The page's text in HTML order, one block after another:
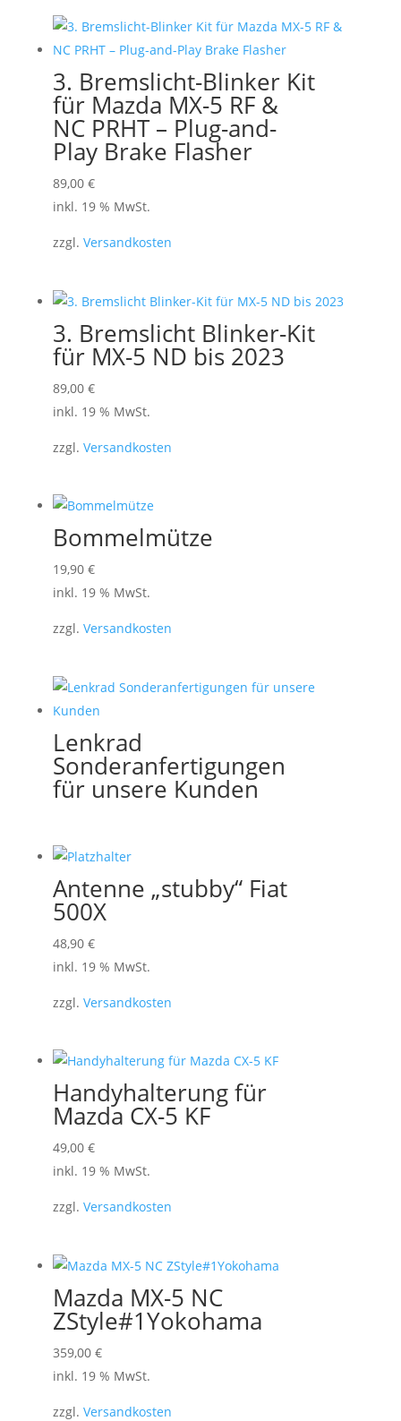
3. Bremslicht-Blinker Kit
für Mazda MX-5 RF &
NC PRHT – Plug-and-
Play Brake Flasher
89,00 €
inkl. 19 % MwSt.
zzgl. Versandkosten
3. Bremslicht Blinker-Kit
für MX-5 ND bis 2023
89,00 €
inkl. 19 % MwSt.
zzgl. Versandkosten
Bommelmütze
19,90 €
inkl. 19 % MwSt.
zzgl. Versandkosten
Lenkrad
Sonderanfertigungen
für unsere Kunden
Antenne „stubby“ Fiat
500X
48,90 €
inkl. 19 % MwSt.
zzgl. Versandkosten
Handyhalterung für
Mazda CX-5 KF
49,00 €
inkl. 19 % MwSt.
zzgl. Versandkosten
Mazda MX-5 NC
ZStyle#1Yokohama
359,00 €
inkl. 19 % MwSt.
zzgl. Versandkosten